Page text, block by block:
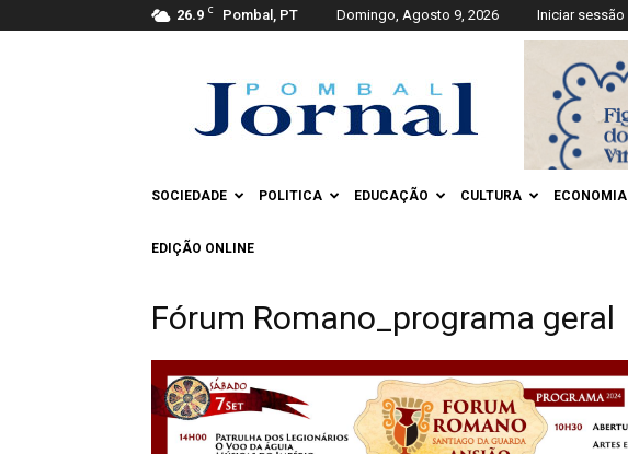
26.9 C Pombal, PT Domingo, Agosto 9, 2026 Iniciar sessão
Jornal
SOCIEDADE POLITICA EDUCAÇÃO CULTURA ECONOMIA
EDIÇÃO ONLINE
Fórum Romano_programa geral